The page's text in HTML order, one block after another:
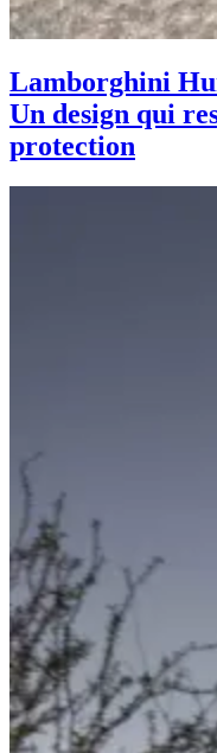
Lamborghini
Un design qui
protection